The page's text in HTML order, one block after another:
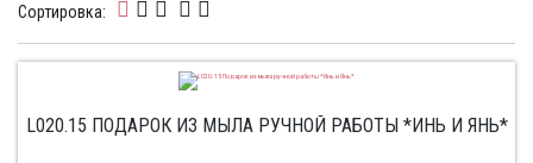
Сортировка:
L020.15 ПОДАРОК ИЗ МЫЛА РУЧНОЙ РАБОТЫ *ИНЬ И ЯНЬ*